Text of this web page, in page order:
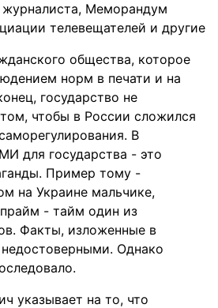
журналиста, Меморандум
телевещателей и другие
общества, которое
норм в печати и на
государство не
чтобы в России сложился
В
для государства - это
Пример тому -
на Украине мальчике,
- тайм один из
Факты, изложенные в
Однако
указывает на то, что